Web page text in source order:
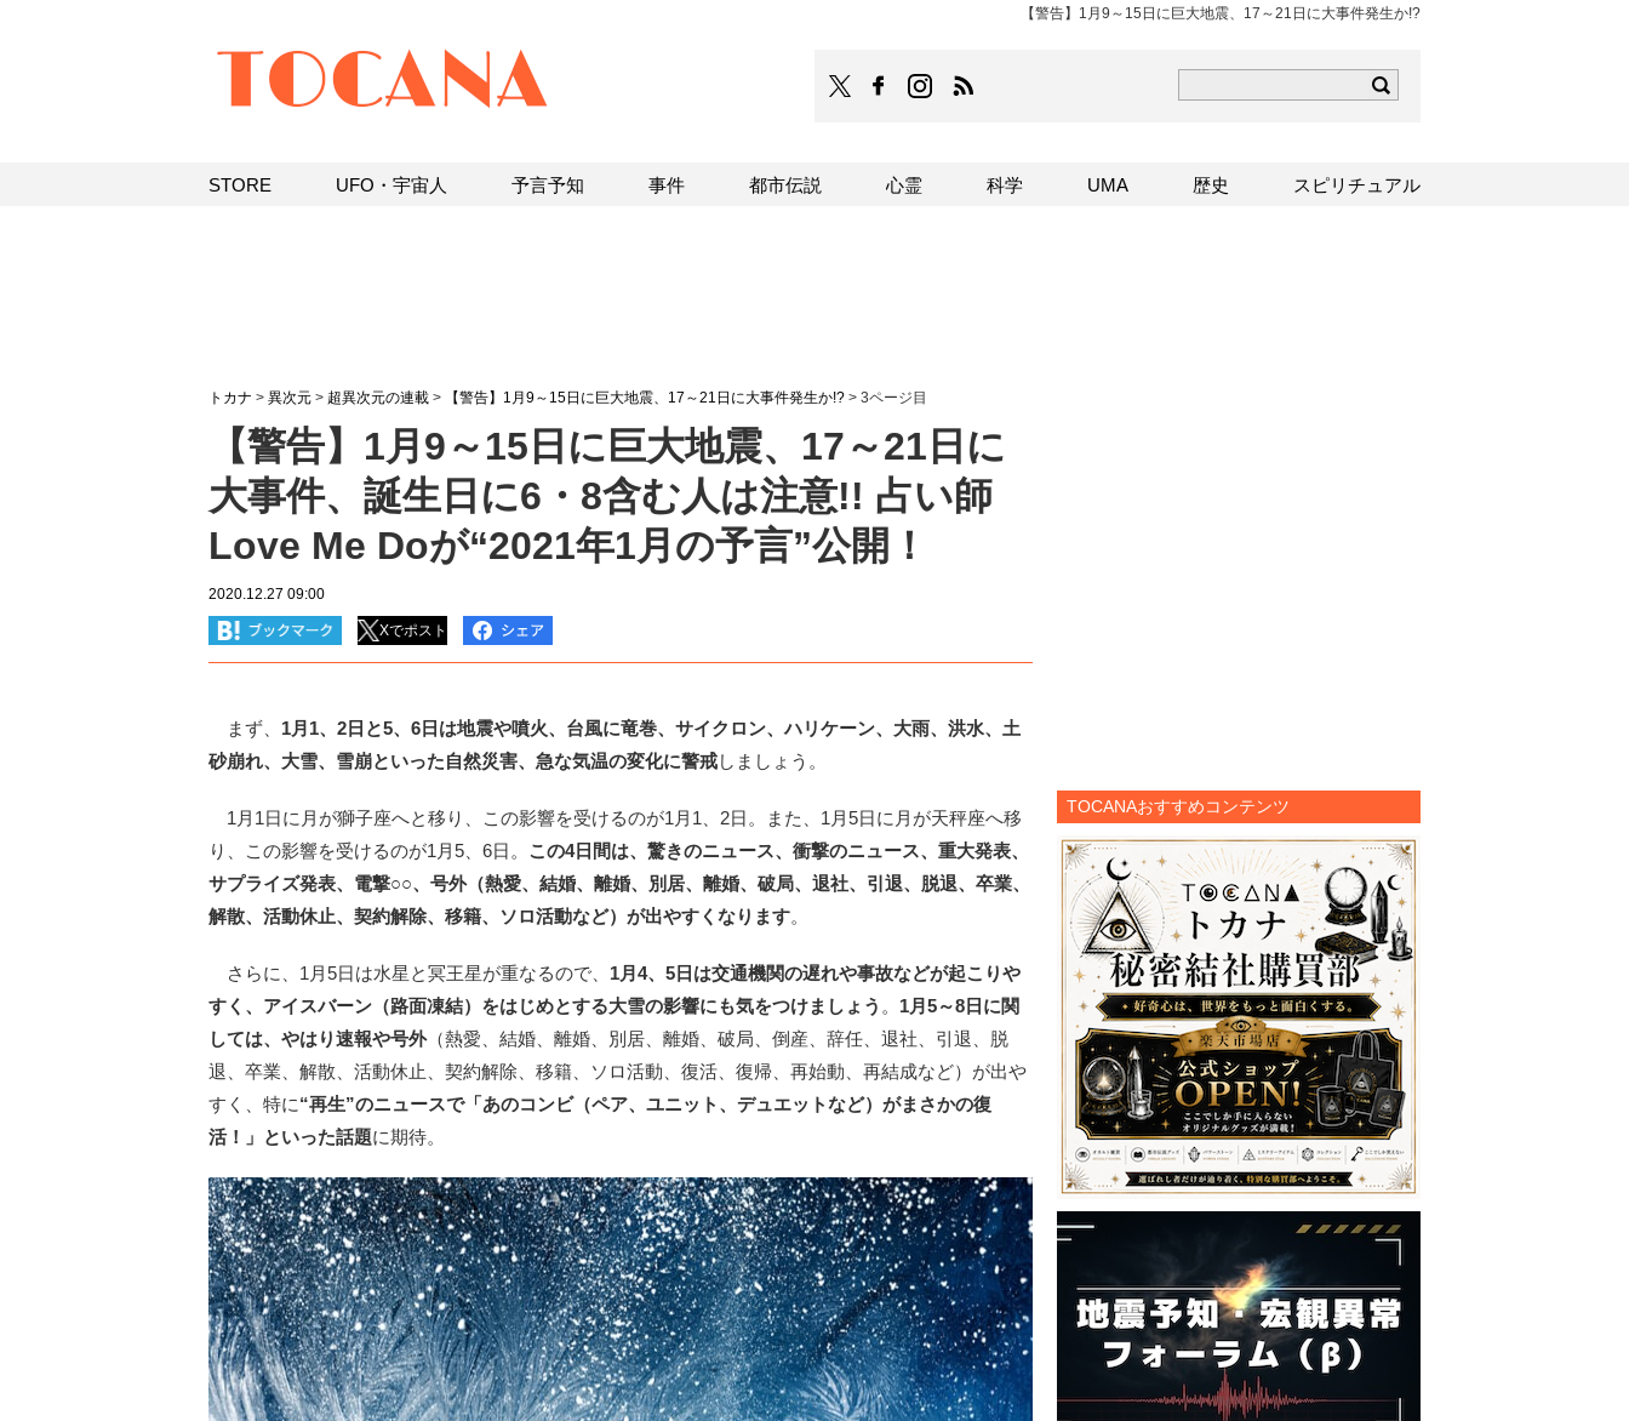
【警告】1月9～15日に巨大地震、17～21日に大事件発生か!?
TOCANAのFacebookはこちら
TOCANAのinstagramはこちら
トカナ > 異次元 > 超異次元の連載 > 【警告】1月9～15日に巨大地震、17～21日に大事件発生か!? > 3ページ目
【警告】1月9～15日に巨大地震、17～21日に
大事件、誕生日に6・8含む人は注意!! 占い師
Love Me Doが“2021年1月の予言”公開！
2020.12.27 09:00
Xでポスト
まず、 1月1、2日と5、6日は地震や噴火、台風に竜巻、サイクロン、ハリケーン、大雨、洪水、土
砂崩れ、大雪、雪崩といった自然災害、急な気温の変化に警戒しましょう。
1月1日に月が獅子座へと移り、この影響を受けるのが1月1、2日。また、1月5日に月が天秤座へ移
り、この影響を受けるのが1月5、6日。 この4日間は、驚きのニュース、衝撃のニュース、重大発表、
サプライズ発表、電撃○○、号外（熱愛、結婚、離婚、別居、離婚、破局、退社、引退、脱退、卒業、
解散、活動休止、契約解除、移籍、ソロ活動など）が出やすくなります。
さらに、1月5日は水星と冥王星が重なるので、 1月4、5日は交通機関の遅れや事故などが起こりや
すく、アイスバーン（路面凍結）をはじめとする大雪の影響にも気をつけましょう 。 1月5～8日に関
しては、やはり速報や号外（熱愛、結婚、離婚、別居、離婚、破局、倒産、辞任、退社、引退、脱
退、卒業、解散、活動休止、契約解除、移籍、ソロ活動、復活、復帰、再始動、再結成など）が出や
すく、特に“再生”のニュースで「あのコンビ（ペア、ユニット、デュエットなど）がまさかの復
活！」といった話題に期待。
TOCANAおすすめコンテンツ
STORE UFO・宇宙人 予言予知 事件 都市伝説 心霊 科学 UMA 歴史 スピリチュアル